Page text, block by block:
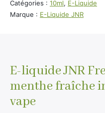
pour
rejoindre
ce
produit
Catégories : 10ml, E-Liquide
Marque : E-Liquide JNR
E-liquide JNR
menthe fraîche
vape